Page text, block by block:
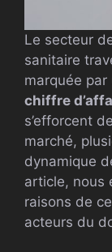
Le secteur
sanitaire
marquée par
chiffre
s’efforcent
marché,
dynamique
article, nous
raisons de
acteurs du